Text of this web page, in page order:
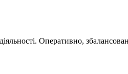
Оперативно,